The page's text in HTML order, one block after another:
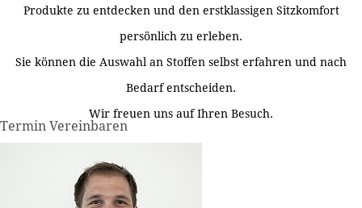
Produkte zu entdecken und den erstklassigen Sitzkomfort
persönlich zu erleben.
Sie können die Auswahl an Stoffen selbst erfahren und nach
Bedarf entscheiden.
Wir freuen uns auf Ihren Besuch.
Termin Vereinbaren